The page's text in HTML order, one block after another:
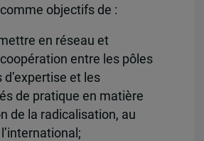
objectifs de :
en réseau et
entre les pôles
et les
de pratique en matière
de la radicalisation, au